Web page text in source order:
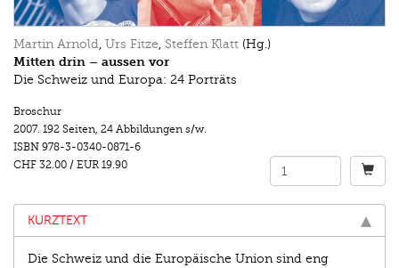
Martin Arnold, Urs Fitze, Steffen Klatt (Hg.)
Mitten drin – aussen vor
Die Schweiz und Europa: 24 Porträts
Broschur
2007. 192 Seiten, 24 Abbildungen s/w.
ISBN 978-3-0340-0871-6
CHF 32.00 / EUR 19.90
KURZTEXT
Die Schweiz und die Europäische Union sind eng